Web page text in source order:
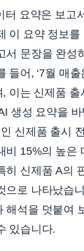
터 요약은 보고
이 요약 정보를
서 문장을 완성
들어, ‘7월 매출
이는 신제품 출
생성 요약을
신제품 출시
비 15%의 높은
히 신제품 A의
으로 나타났습
해석을 덧붙여
있습니다.